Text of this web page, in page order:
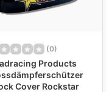
(0)
Products
Cover Rockstar